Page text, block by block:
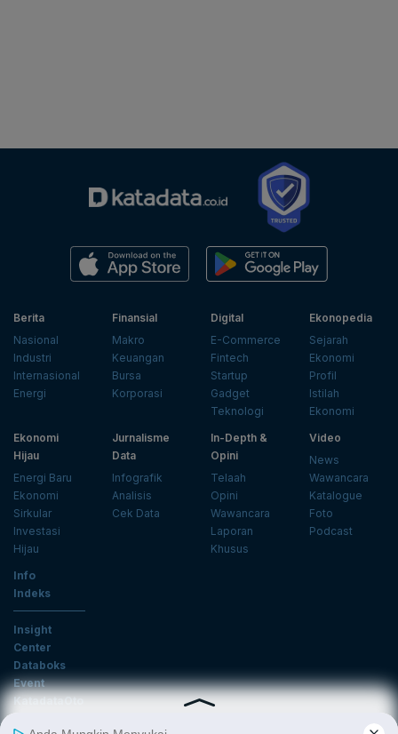
Berita
Nasional
Industri
Internasional
Energi
Finansial
Makro
Keuangan
Bursa
Korporasi
Digital
E-Commerce
Fintech
Startup
Gadget
Teknologi
Ekonopedia
Sejarah
Ekonomi
Profil
Istilah
Ekonomi
Ekonomi
Hijau
Energi Baru
Ekonomi
Sirkular
Investasi
Hijau
Jurnalisme
Data
Infografik
Analisis
Cek Data
In-Depth &
Opini
Telaah
Opini
Wawancara
Laporan
Khusus
Video
News
Wawancara
Katalogue
Foto
Podcast
Info
Indeks
Insight
Center
Databoks
Event
KatadataOto